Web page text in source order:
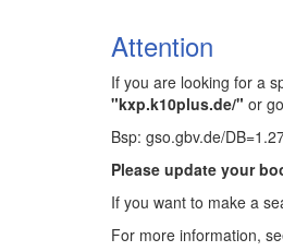
Attention
If you are looking for a
"kxp.k10plus.de/" or
Bsp: gso.gbv.de/
Please update your
If you want to make a
For more information,